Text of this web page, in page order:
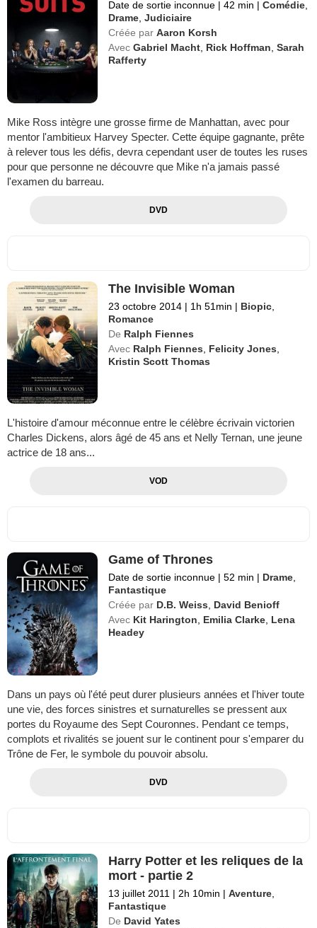
Date de sortie inconnue | 42 min | Comédie
Drame ,Judiciaire
Créée par Aaron Korsh
Avec Gabriel Macht Rick Hoffman ,Sarah
Rafferty
Mike Ross intègre une grosse firme de Manhattan, avec pour
mentor l'ambitieux Harvey Specter. Cette équipe gagnante, prête
à relever tous les défis, devra cependant user de toutes les ruses
pour que personne ne découvre que Mike n'a jamais passé
l'examen du barreau.
DVD
The Invisible Woman
23 octobre 2014 | 1h 51min | Biopic
Romance
De Ralph Fiennes
Avec Ralph Fiennes Felicity Jones
Kristin Scott Thomas
L'histoire d'amour méconnue entre le célèbre écrivain victorien
Charles Dickens, alors âgé de 45 ans et Nelly Ternan, une jeune
actrice de 18 ans...
VOD
Game of Thrones
Date de sortie inconnue | 52 min | Drame,
Fantastique
Créée par D.B. Weiss, David Benioff
Avec Kit Harington, Emilia Clarke, Lena
Headey
Dans un pays où l'été peut durer plusieurs années et l'hiver toute
une vie, des forces sinistres et surnaturelles se pressent aux
portes du Royaume des Sept Couronnes. Pendant ce temps,
complots et rivalités se jouent sur le continent pour s'emparer du
Trône de Fer, le symbole du pouvoir absolu.
DVD
Harry Potter et les reliques de la
mort - partie 2
13 juillet 2011 | 2h 10min | Aventure,
Fantastique
De David Yates